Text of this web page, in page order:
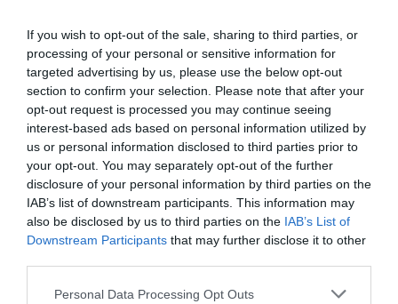
If you wish to opt-out of the sale, sharing to third parties, or
processing of your personal or sensitive information for
targeted advertising by us, please use the below opt-out
section to confirm your selection. Please note that after your
opt-out request is processed you may continue seeing
interest-based ads based on personal information utilized by
us or personal information disclosed to third parties prior to
your opt-out. You may separately opt-out of the further
disclosure of your personal information by third parties on the
IAB’s list of downstream participants. This information may
also be disclosed by us to third parties on the IAB’s List of
Downstream Participants that may further disclose it to other
Personal Data Processing Opt Outs
διεξαγωγής: 12:00 μ.μ. | Διάρκεια εργαστηρίου: 60’
| Κόστος συμμετοχής: 8 ευρώ/παιδί
Και φυσικά κάθε Κυριακή του Δεκεμβρίου, το Μουσείο
προτείνει στους μικρούς και μεγάλους φίλους του ένα
διαφορετικό εκπαιδευτικό εργαστήριο!
Τηλεπικοινωνίες και κρυπτογραφία »| Κυριακή
1η Δεκεμβρίου, ώρα 10:30 π.μ.
Αρχαία ελληνικά παιχνίδια στρατηγικής»|
Κυριακή 8 Δεκεμβρίου, ώρα 10:30 π.μ.
Υπολογιστικές μηχανές της Αρχαιότητας» |
Κυριακή 15 Δεκεμβρίου, ώρα 10:30 π.μ.